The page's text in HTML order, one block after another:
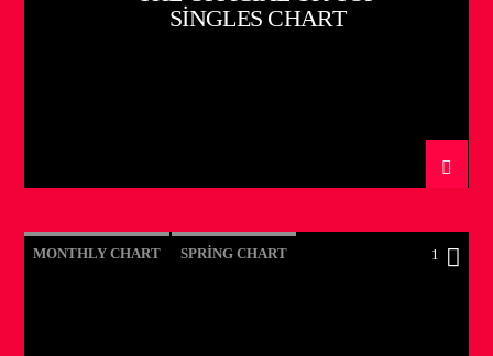
SINGLES CHART
MONTHLY CHART SPRING CHART 1